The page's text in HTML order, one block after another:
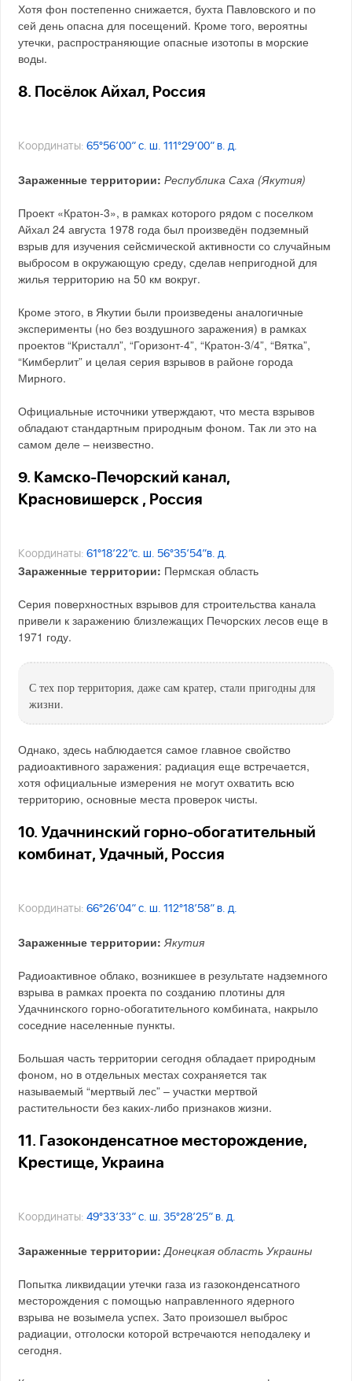
Хотя фон постепенно снижается, бухта Павловского и по
сей день опасна для посещений. Кроме того, вероятны
утечки, распространяющие опасные изотопы в морские
воды.
8. Посёлок Айхал, Россия
Координаты:65°56′00″ с. ш. 111°29′00″ в. д.
Зараженные территории: Республика Саха (Якутия)
Проект «Кратон-3», в рамках которого рядом с поселком
Айхал 24 августа 1978 года был произведён подземный
взрыв для изучения сейсмической активности со случайным
выбросом в окружающую среду, сделав непригодной для
жилья территорию на 50 км вокруг.
Кроме этого, в Якутии были произведены аналогичные
эксперименты (но без воздушного заражения) в рамках
проектов “Кристалл”, “Горизонт-4”, “Кратон-3/4”, “Вятка”,
“Кимберлит” и целая серия взрывов в районе города
Мирного.
Официальные источники утверждают, что места взрывов
обладают стандартным природным фоном. Так ли это на
самом деле – неизвестно.
9. Камско-Печорский канал,
Красновишерск , Россия
Координаты:61°18’22″с. ш. 56°35’54″в. д.
Зараженные территории: Пермская область
Серия поверхностных взрывов для строительства канала
привели к заражению близлежащих Печорских лесов еще в
1971 году.
С тех пор территория, даже сам кратер, стали пригодны для
жизни.
Однако, здесь наблюдается самое главное свойство
радиоактивного заражения: радиация еще встречается,
хотя официальные измерения не могут охватить всю
территорию, основные места проверок чисты.
10. Удачнинский горно-обогатительный
комбинат, Удачный, Россия
Координаты:66°26′04″ с. ш. 112°18′58″ в. д.
Зараженные территории: Якутия
Радиоактивное облако, возникшее в результате надземного
взрыва в рамках проекта по созданию плотины для
Удачнинского горно-обогатительного комбината, накрыло
соседние населенные пункты.
Большая часть территории сегодня обладает природным
фоном, но в отдельных местах сохраняется так
называемый “мертвый лес” – участки мертвой
растительности без каких-либо признаков жизни.
11. Газоконденсатное месторождение,
Крестище, Украина
Координаты:49°33′33″ с. ш. 35°28′25″ в. д.
Зараженные территории: Донецкая область Украины
Попытка ликвидации утечки газа из газоконденсатного
месторождения с помощью направленного ядерного
взрыва не возымела успех. Зато произошел выброс
радиации, отголоски которой встречаются неподалеку и
сегодня.